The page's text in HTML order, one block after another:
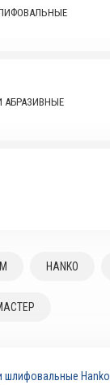
АБРАЗИВНЫЕ
HANKO
шлифовальные